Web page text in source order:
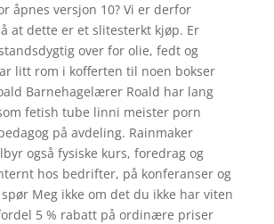
åpnes versjon 10? Vi er derfor
at dette er et slitesterkt kjøp. Er
over for olie, fedt og
litt rom i kofferten til noen bokser
Barnehagelærer Roald har lang
fetish tube linni meister porn
på avdeling. Rainmaker
også fysiske kurs, foredrag og
hos bedrifter, på konferanser og
Meg ikke om det du ikke har viten
5 % rabatt på ordinære priser